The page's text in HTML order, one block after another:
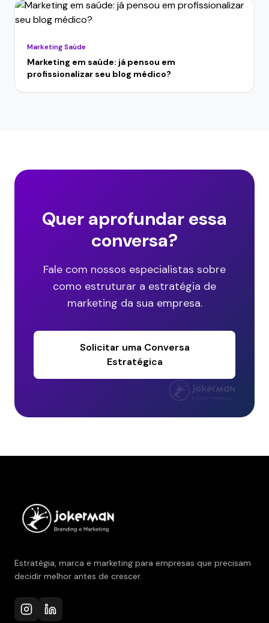
Marketing Saúde
Marketing em saúde: já pensou em
profissionalizar seu blog médico?
Quer aprofundar essa
conversa?
Fale com nossos especialistas sobre
como estruturar a estratégia de
marketing da sua empresa.
Solicitar uma Conversa
Estratégica
Estratégia, marca e marketing para empresas que precisam
decidir melhor antes de crescer.